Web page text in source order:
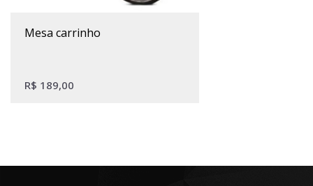
mesa carrinho
R$ 189,00